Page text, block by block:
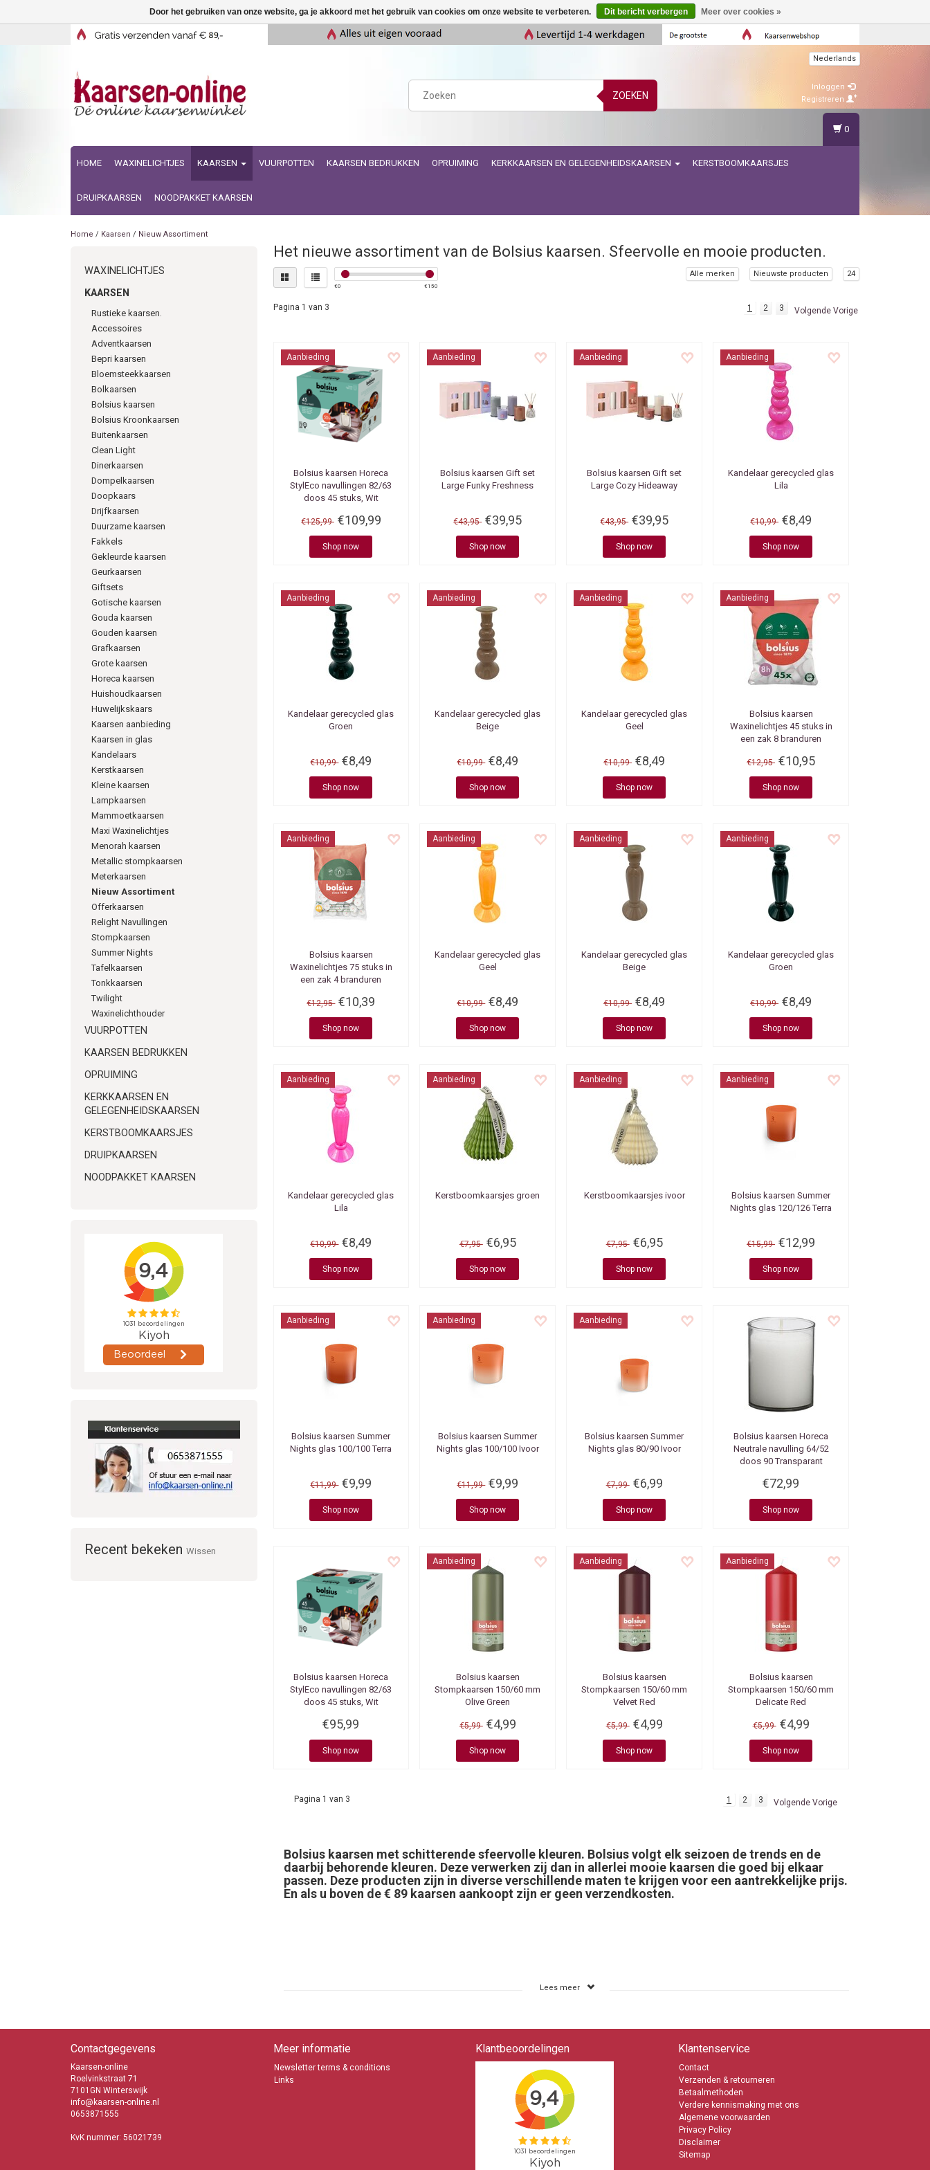
ZOEKEN
Nederlands
Inloggen
Registreren
HOME WAXINELICHTJES KAARSEN VUURPOTTEN KAARSEN BEDRUKKEN OPRUIMING KERKKAARSEN EN GELEGENHEIDSKAARSEN KERSTBOOMKAARSJES
DRUIPKAARSEN NOODPAKKET KAARSEN
0
Home / Kaarsen / Nieuw Assortiment
WAXINELICHTJES
KAARSEN
Rustieke kaarsen.
Accessoires
Adventkaarsen
Bepri kaarsen
Bloemsteekkaarsen
Bolkaarsen
Bolsius kaarsen
Bolsius Kroonkaarsen
Buitenkaarsen
Clean Light
Dinerkaarsen
Dompelkaarsen
Doopkaars
Drijfkaarsen
Duurzame kaarsen
Fakkels
Gekleurde kaarsen
Geurkaarsen
Giftsets
Gotische kaarsen
Gouda kaarsen
Gouden kaarsen
Grafkaarsen
Grote kaarsen
Horeca kaarsen
Huishoudkaarsen
Huwelijkskaars
Kaarsen aanbieding
Kaarsen in glas
Kandelaars
Kerstkaarsen
Kleine kaarsen
Lampkaarsen
Mammoetkaarsen
Maxi Waxinelichtjes
Menorah kaarsen
Metallic stompkaarsen
Meterkaarsen
Nieuw Assortiment
Offerkaarsen
Relight Navullingen
Stompkaarsen
Summer Nights
Tafelkaarsen
Tonkkaarsen
Twilight
Waxinelichthouder
VUURPOTTEN
KAARSEN BEDRUKKEN
OPRUIMING
KERKKAARSEN EN
GELEGENHEIDSKAARSEN
KERSTBOOMKAARSJES
DRUIPKAARSEN
NOODPAKKET KAARSEN
Recent bekeken Wissen
Het nieuwe assortiment van de Bolsius kaarsen. Sfeervolle en mooie producten.
€0 €150
Alle merken Nieuwste producten 24
Pagina 1 van 3 1 2 3 Volgende Vorige
Aanbieding
Bolsius kaarsen Horeca
StylEco navullingen 82/63
doos 45 stuks, Wit
€125,99 €109,99
Shop now
Aanbieding
Bolsius kaarsen Gift set
Large Funky Freshness
€43,95 €39,95
Shop now
Aanbieding
Bolsius kaarsen Gift set
Large Cozy Hideaway
€43,95 €39,95
Shop now
Aanbieding
Kandelaar gerecycled glas
Lila
€10,99 €8,49
Shop now
Aanbieding
Kandelaar gerecycled glas
Groen
€10,99 €8,49
Shop now
Aanbieding
Kandelaar gerecycled glas
Beige
€10,99 €8,49
Shop now
Aanbieding
Kandelaar gerecycled glas
Geel
€10,99 €8,49
Shop now
Aanbieding
Bolsius kaarsen
Waxinelichtjes 45 stuks in
een zak 8 branduren
€12,95 €10,95
Shop now
Aanbieding
Bolsius kaarsen
Waxinelichtjes 75 stuks in
een zak 4 branduren
€12,95 €10,39
Shop now
Aanbieding
Kandelaar gerecycled glas
Geel
€10,99 €8,49
Shop now
Aanbieding
Kandelaar gerecycled glas
Beige
€10,99 €8,49
Shop now
Aanbieding
Kandelaar gerecycled glas
Groen
€10,99 €8,49
Shop now
Aanbieding
Kandelaar gerecycled glas
Lila
€10,99 €8,49
Shop now
Aanbieding
Kerstboomkaarsjes groen
€7,95 €6,95
Shop now
Aanbieding
Kerstboomkaarsjes ivoor
€7,95 €6,95
Shop now
Aanbieding
Bolsius kaarsen Summer
Nights glas 120/126 Terra
€15,99 €12,99
Shop now
Aanbieding
Bolsius kaarsen Summer
Nights glas 100/100 Terra
€11,99 €9,99
Shop now
Aanbieding
Bolsius kaarsen Summer
Nights glas 100/100 Ivoor
€11,99 €9,99
Shop now
Aanbieding
Bolsius kaarsen Summer
Nights glas 80/90 Ivoor
€7,99 €6,99
Shop now
Bolsius kaarsen Horeca
Neutrale navulling 64/52
doos 90 Transparant
€72,99
Shop now
Bolsius kaarsen Horeca
StylEco navullingen 82/63
doos 45 stuks, Wit
€95,99
Shop now
Aanbieding
Bolsius kaarsen
Stompkaarsen 150/60 mm
Olive Green
€5,99 €4,99
Shop now
Aanbieding
Bolsius kaarsen
Stompkaarsen 150/60 mm
Velvet Red
€5,99 €4,99
Shop now
Aanbieding
Bolsius kaarsen
Stompkaarsen 150/60 mm
Delicate Red
€5,99 €4,99
Shop now
Pagina 1 van 3 1 2 3 Volgende Vorige
Bolsius kaarsen met schitterende sfeervolle kleuren. Bolsius volgt elk seizoen de trends en de
daarbij behorende kleuren. Deze verwerken zij dan in allerlei mooie kaarsen die goed bij elkaar
passen. Deze producten zijn in diverse verschillende maten te krijgen voor een aantrekkelijke prijs.
En als u boven de € 89 kaarsen aankoopt zijn er geen verzendkosten.
Lees meer
Contactgegevens
Kaarsen-online
Roelvinkstraat 71
7101GN Winterswijk
info@kaarsen-online.nl
0653871555
KvK nummer: 56021739
Meer informatie
Newsletter terms & conditions
Links
Klantbeoordelingen Klantenservice
Contact
Verzenden & retourneren
Betaalmethoden
Verdere kennismaking met ons
Algemene voorwaarden
Privacy Policy
Disclaimer
Sitemap
Door het gebruiken van onze website, ga je akkoord met het gebruik van cookies om onze website te verbeteren. Dit bericht verbergen Meer over cookies »